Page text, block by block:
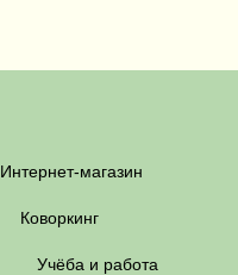
Интернет-магазин
Коворкинг
Учёба и работа